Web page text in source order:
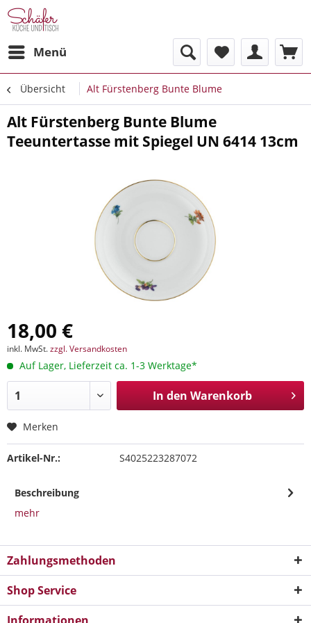
Menü
Übersicht Alt Fürstenberg Bunte Blume
Alt Fürstenberg Bunte Blume
Teeuntertasse mit Spiegel UN 6414 13cm
18,00 €
inkl. MwSt.zzgl. Versandkosten
Auf Lager, Lieferzeit ca. 1-3 Werktage*
In den Warenkorb
Merken
Artikel-Nr.: S4025223287072
Beschreibung
mehr
Zahlungsmethoden
Shop Service